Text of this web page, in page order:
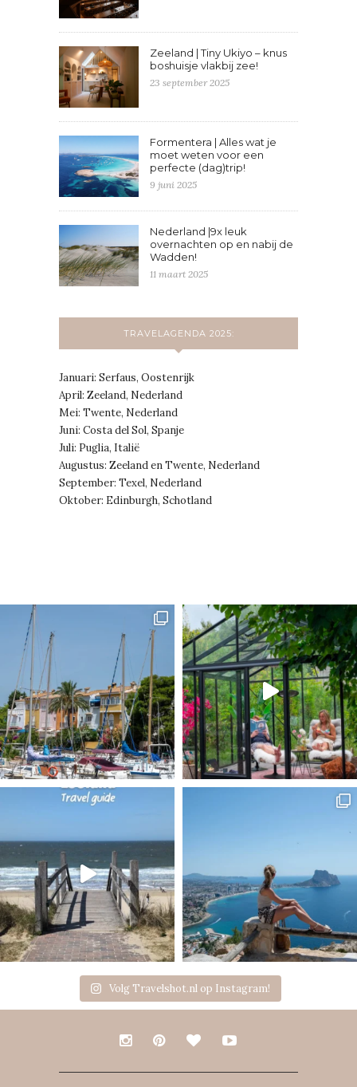
Zeeland | Tiny Ukiyo – knus
boshuisje vlakbij zee!
23 september 2025
Formentera | Alles wat je
moet weten voor een
perfecte (dag)trip!
9 juni 2025
Nederland |9x leuk
overnachten op en nabij de
Wadden!
11 maart 2025
TRAVELAGENDA 2025:
Januari: Serfaus, Oostenrijk
April: Zeeland, Nederland
Mei: Twente, Nederland
Juni: Costa del Sol, Spanje
Juli: Puglia, Italië
Augustus: Zeeland en Twente, Nederland
September: Texel, Nederland
Oktober: Edinburgh, Schotland
Volg Travelshot.nl op Instagram!